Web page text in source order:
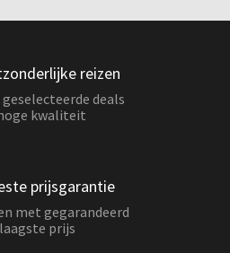
reizen
deals
kwaliteit
prijsgarantie
met gegarandeerd
prijs